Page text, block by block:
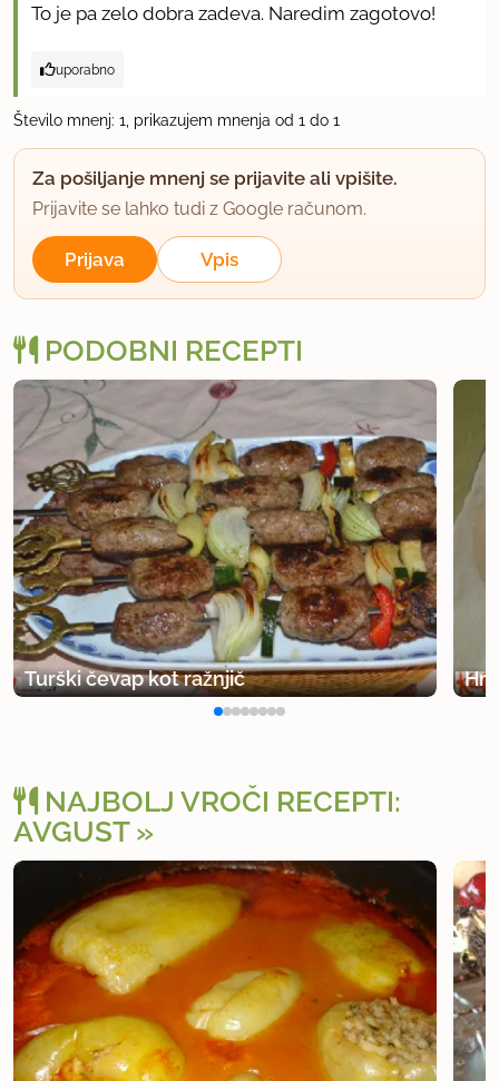
To je pa zelo dobra zadeva. Naredim zagotovo!
uporabno
Število mnenj: 1, prikazujem mnenja od 1 do 1
Za pošiljanje mnenj se prijavite ali vpišite.
Prijavite se lahko tudi z Google računom.
Prijava Vpis
PODOBNI RECEPTI
Turški čevap kot ražnjič
NAJBOLJ VROČI RECEPTI:
AVGUST